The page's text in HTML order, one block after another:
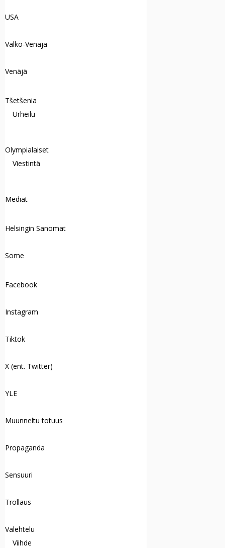
USA
Valko-Venäjä
Venäjä
Tšetšenia
Urheilu
Olympialaiset
Viestintä
Mediat
Helsingin Sanomat
Some
Facebook
Instagram
Tiktok
X (ent. Twitter)
YLE
Muunneltu totuus
Propaganda
Sensuuri
Trollaus
Valehtelu
Viihde